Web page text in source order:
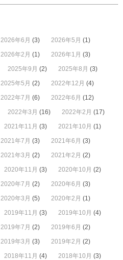
2026年6月 (3) 2026年5月 (1)
2026年2月 (1) 2026年1月 (3)
2025年9月 (2) 2025年8月 (3)
2025年5月 (2) 2022年12月 (4)
2022年7月 (6) 2022年6月 (12)
2022年3月 (16) 2022年2月 (17)
2021年11月 (3) 2021年10月 (1)
2021年7月 (3) 2021年6月 (3)
2021年3月 (2) 2021年2月 (2)
2020年11月 (3) 2020年10月 (2)
2020年7月 (2) 2020年6月 (3)
2020年3月 (5) 2020年2月 (1)
2019年11月 (3) 2019年10月 (4)
2019年7月 (2) 2019年6月 (2)
2019年3月 (3) 2019年2月 (2)
2018年11月 (4) 2018年10月 (3)